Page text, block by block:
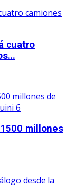
cuatro
millones